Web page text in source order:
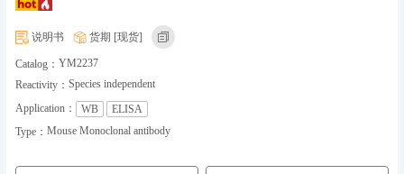
说明书 货期 [现货]
Catalog： YM2237
Reactivity： Species independent
Application：
WB
ELISA
Type： Mouse Monoclonal antibody